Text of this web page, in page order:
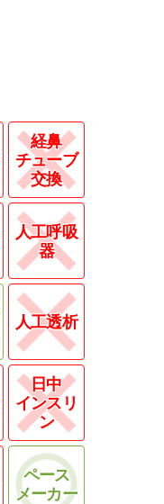
経鼻
チューブ
交換
人工呼吸
器
人工透析
日中
インスリ
ン
ペース
メーカー